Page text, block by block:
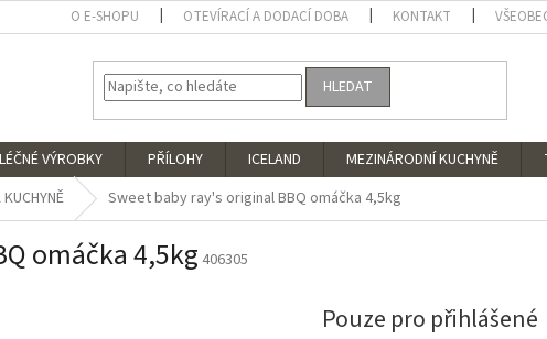
O E-SHOPU OTEVÍRACÍ A DODACÍ DOBA KONTAKT
HLEDAT
VÝROBKY PŘÍLOHY ICELAND MEZINÁRODNÍ KUCHYNĚ
Sweet baby ray's original BBQ omáčka 4,5kg
omáčka 4,5kg 406305
Pouze pro přihlášené